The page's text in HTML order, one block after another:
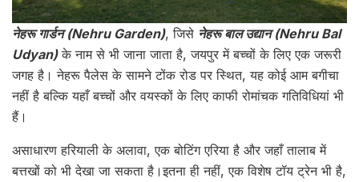
नेहरू गार्डन (Nehru Garden), जिसे नेहरू बाल उद्यान (Nehru Bal
Udyan)के नाम से भी जाना जाता है, जयपुर में बच्चों के लिए एक जरूरी
जगह है। नेहरू पैलेस के सामने टोंक रोड पर स्थित, यह कोई आम बगीचा
नहीं है बल्कि यहाँ बच्चों और वयस्कों के लिए काफी रोमांचक गतिविधियां भी
हैं।
असाधारण हरियाली के अलावा, एक बोटिंग एरिया है और जहाँ तालाब में
बत्तखों को भी देखा जा सकता है।इतना ही नहीं, एक विशेष टॉय ट्रेन भी है,